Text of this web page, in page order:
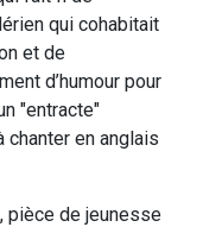
qui cohabitait
et de
d’humour pour
"entracte"
en anglais
pièce de jeunesse